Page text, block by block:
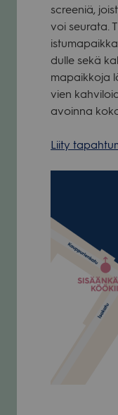
scree­niä,
voi seu­rata.
dulle sekä
ma­paik­koja
vien
avoinna
Liity